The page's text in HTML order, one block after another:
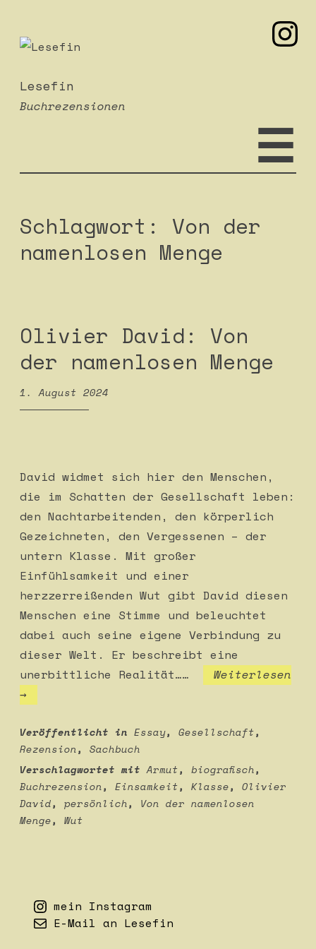
Inhalt
Lesefin
Buchrezensionen
☰
Schlagwort: Von der
namenlosen Menge
Olivier David: Von
der namenlosen Menge
1. August 2024
David widmet sich hier den Menschen,
die im Schatten der Gesellschaft leben:
den Nachtarbeitenden, den körperlich
Gezeichneten, den Vergessenen – der
untern Klasse. Mit großer
Einfühlsamkeit und einer
herzzerreißenden Wut gibt David diesen
Menschen eine Stimme und beleuchtet
dabei auch seine eigene Verbindung zu
dieser Welt. Er beschreibt eine
unerbittliche Realität……
Weiterlesen
Olivier
Von
der
namenlosen
Menge
→
Veröffentlicht in Essay, Gesellschaft,
Rezension, Sachbuch
Verschlagwortet mitArmut, biografisch,
Buchrezension, Einsamkeit, Klasse, Olivier
David, persönlich, Von der namenlosen
Menge, Wut
mein Instagram
E-Mail an Lesefin